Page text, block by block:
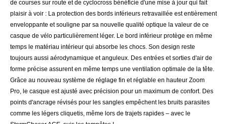
de courses sur route et de cyclocross bénéficie d'une mise à jour qui fait
plaisir à voir : La protection des bords inférieurs retravaillée est entièrement
enveloppante et souligne par sa nouvelle qualité optique la valeur de ce
casque de vélo particulièrement léger. Le bord inférieur protège en même
temps le matériau intérieur qui absorbe les chocs. Son design reste
toujours aussi aérodynamique et anguleux. Des entrées et sorties d'air de
forme précise assurent en même temps une ventilation optimale de la tête.
Grâce au nouveau système de réglage fin et réglable en hauteur Zoom
Pro, le casque est ajusté avec précision pour un maximum de confort. Des
points d'ancrage révisés pour les sangles empêchent les bruits parasites
comme les légers cliquetis, même lors de trajets rapides – avec le